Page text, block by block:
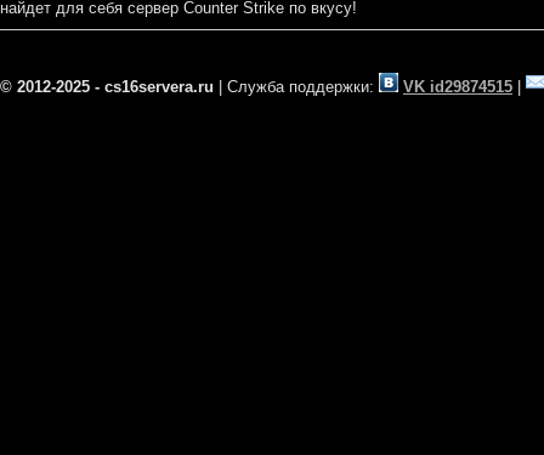
найдет для себя сервер Counter Strike по вкусу!
© 2012-2025 - cs16servera.ru | Служба поддержки: VK id29874515